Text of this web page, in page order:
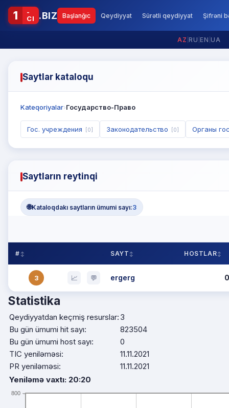
1
-
CI
.BIZ Başlanğıc Qeydiyyat Sürətli qeydiyyat Şifrəni
AZ RU EN UA
Saytlar kataloqu
Kateqoriyalar›Государство-Право
Гос. учреждения [0] Законодательство [0] Органы
Saytların reytinqi
🌐Kataloqdakı saytların ümumi sayı:3
# SAYT HOSTLAR
3 📈 💬 ergerg 0
Statistika
Qeydiyyatdan keçmiş resurslar:
Bu gün ümumi hit sayı:
Bu gün ümumi host sayı:
TIC yeniləməsi:
PR yeniləməsi:
3
823504
0
11.11.2021
11.11.2021
Yeniləmə vaxtı: 20:20
800